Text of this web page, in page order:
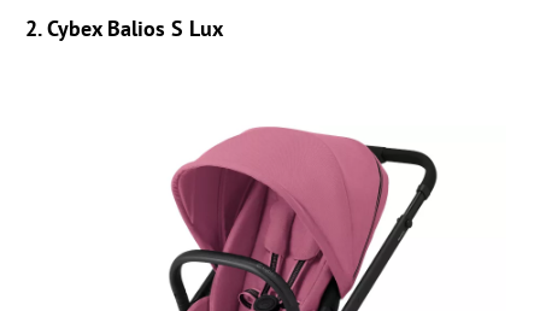
2. Cybex Balios S Lux